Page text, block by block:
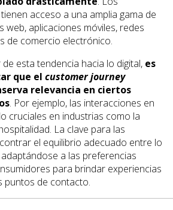
acceso a una amplia gama de
web, aplicaciones móviles, redes
de comercio electrónico.
esta tendencia hacia lo digital, es
que el customer journey
relevancia en ciertos
. Por ejemplo, las interacciones en
cruciales en industrias como la
La clave para las
el equilibrio adecuado entre lo
a las preferencias
para brindar experiencias
puntos de contacto.